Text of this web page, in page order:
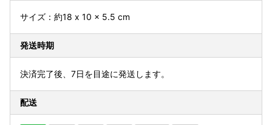
サイズ：約18 x 10 x 5.5 cm
発送時期
決済完了後、7日を目途に発送します。
配送